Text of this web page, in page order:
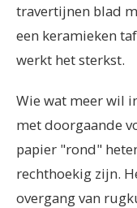
travertijnen blad
een keramieken
werkt het sterkst.
Wie wat meer wil
met doorgaande
papier "rond"
rechthoekig zijn.
overgang van